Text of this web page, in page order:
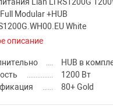
Modular +HUB
White
описание
HUB в
1200 Вт
80+ Gold